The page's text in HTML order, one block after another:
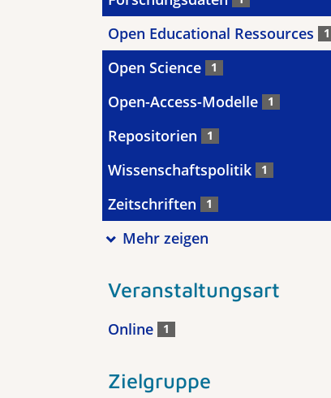
Open Educational Ressources 1
Open Science 1
Open-Access-Modelle 1
Repositorien 1
Wissenschaftspolitik 1
Zeitschriften 1
Mehr zeigen
Veranstaltungsart
Online 1
Zielgruppe